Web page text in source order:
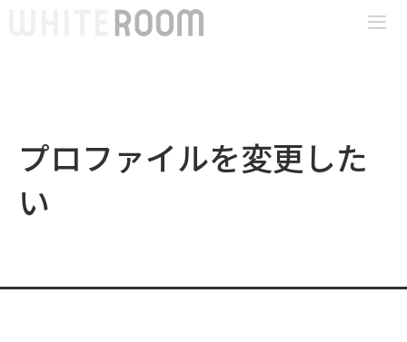
プロファイルを変更した
い